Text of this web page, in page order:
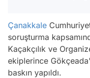
Çanakkale
soruşturma
Kaçakçılık ve
ekiplerince
baskın yapıldı.